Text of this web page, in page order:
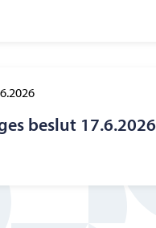
beslut 17.6.2026